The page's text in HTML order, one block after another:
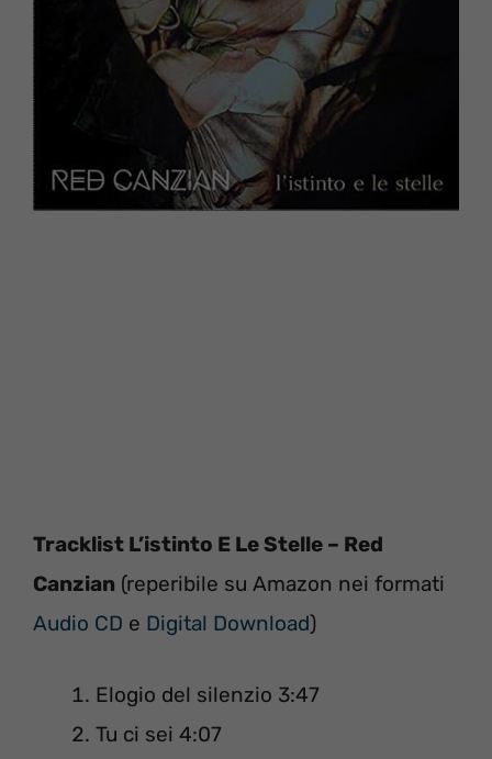
Tracklist L’istinto E Le Stelle – Red
Canzian (reperibile su Amazon nei formati
Audio CD e Digital Download)
Elogio del silenzio 3:47
Tu ci sei 4:07